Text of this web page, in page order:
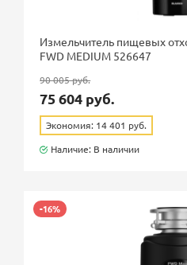
Измельчитель пищевых
FWD MEDIUM 526647
90 005 руб.
75 604 руб.
Экономия: 14 401 руб.
Наличие: В наличии
-16%